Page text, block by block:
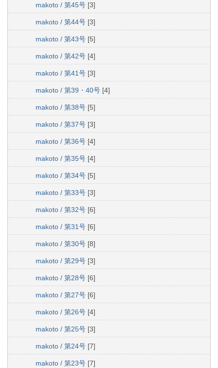
makoto / 第45号 [3]
makoto / 第44号 [3]
makoto / 第43号 [5]
makoto / 第42号 [4]
makoto / 第41号 [3]
makoto / 第39・40号 [4]
makoto / 第38号 [5]
makoto / 第37号 [3]
makoto / 第36号 [4]
makoto / 第35号 [4]
makoto / 第34号 [5]
makoto / 第33号 [3]
makoto / 第32号 [6]
makoto / 第31号 [6]
makoto / 第30号 [8]
makoto / 第29号 [3]
makoto / 第28号 [6]
makoto / 第27号 [6]
makoto / 第26号 [4]
makoto / 第25号 [3]
makoto / 第24号 [7]
makoto / 第23号 [7]